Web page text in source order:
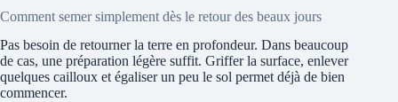
Comment semer simplement dès le retour des beaux jours
Pas besoin de retourner la terre en profondeur. Dans beaucoup
de cas, une préparation légère suffit. Griffer la surface, enlever
quelques cailloux et égaliser un peu le sol permet déjà de bien
commencer.